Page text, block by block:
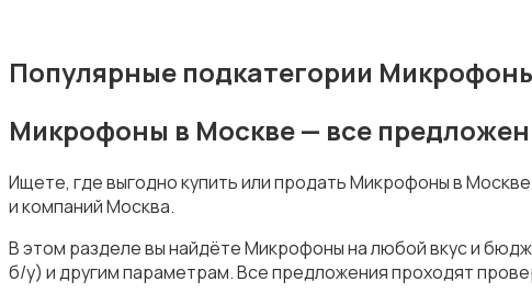
Электронные книги
Популярные подкатегории
Микрофоны в Москве — все
Ищете, где выгодно купить или продать Микрофоны в
и компаний Москва.
В этом разделе вы найдёте Микрофоны на любой вкус и
б/у) и другим параметрам. Все предложения проходят